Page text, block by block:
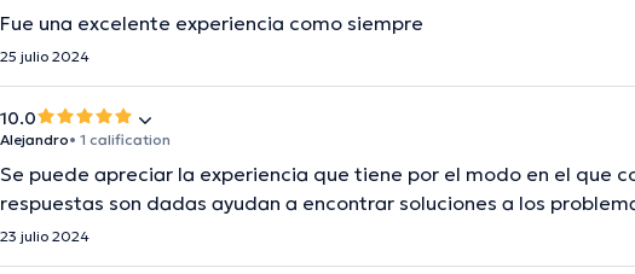
Fue una excelente experiencia como siempre
25 julio 2024
10.0
Alejandro• 1 calification
Se puede apreciar la experiencia que tiene por el modo en el que
respuestas son dadas ayudan a encontrar soluciones a los
23 julio 2024